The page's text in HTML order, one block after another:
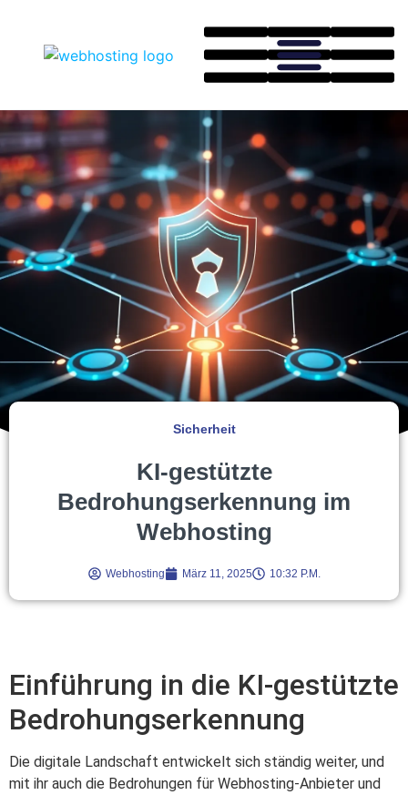
Sicherheit
KI-gestützte
Bedrohungserkennung im
Webhosting
Webhosting März 11, 2025 10:32 P.m.
Einführung in die KI-gestützte
Bedrohungserkennung
Die digitale Landschaft entwickelt sich ständig weiter, und
mit ihr auch die Bedrohungen für Webhosting-Anbieter und